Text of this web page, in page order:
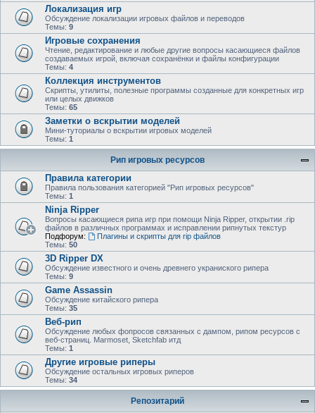
Локализация игр
Обсуждение локализации игровых файлов и переводов
Темы: 9
Игровые сохранения
Чтение, редактирование и любые другие вопросы касающиеся файлов
создаваемых игрой, включая сохранёнки и файлы конфигурации
Темы: 4
Коллекция инструментов
Скрипты, утилиты, полезные программы созданные для конкретных игр
или целых движков
Темы: 65
Заметки о вскрытии моделей
Мини-туториалы о вскрытии игровых моделей
Темы: 1
Рип игровых ресурсов
Правила категории
Правила пользования категорией "Рип игровых ресурсов"
Темы: 1
Ninja Ripper
Вопросы касающиеся рипа игр при помощи Ninja Ripper, открытии .rip
файлов в различных программах и исправлении рипнутых текстур
Подфорум:
Плагины и скрипты для rip файлов
Темы: 50
3D Ripper DX
Обсуждение известного и очень древнего украниского рипера
Темы: 9
Game Assassin
Обсуждение китайского рипера
Темы: 35
Веб-рип
Обсуждение любых фопросов связанных с дампом, рипом ресурсов с
веб-страниц. Marmoset, Sketchfab итд
Темы: 1
Другие игровые риперы
Обсуждение остальных игровых риперов
Темы: 34
Репозитарий